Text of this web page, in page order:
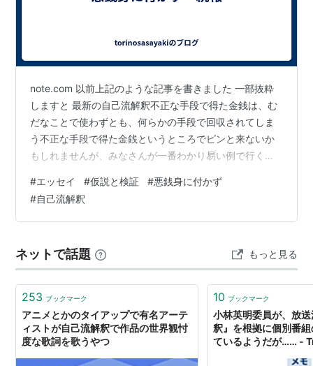
note.com 以前上記のような記事を書きました 一部抜粋
しますと 最新の自己流解釈不正な手段で得た金銭は、む
だなことで使わずとも、何らかの手段で回収されてしま
う不正な手段で得た金銭というところでピンと来ないか
もしれませんが、みなさんが一番わかり易い例で行くと
娘の面々さんこれらの方々の人生を見てみると非常にわ
かり易いですよねそれらの方々を利用してお金をできる
だけガンガンかき集めるそしてそれらの方々は金銭含め
その後の次なる鴨葱用の大いなる広告塔として使われる
ほらみなさんこんないいことがありますよ…
#エッセイ #仮説と検証 #悪銭身に付かず
#自己流解釈
ネットで話題 もっと見る
253 ブックマーク
アニメとかのタイアップで有名アーテ
ィストが自己流解釈で作品の世界観忖
度な歌詞を歌うやつ
10 ブックマーク
小林英明委員が、放
釈』を根拠に個別番
ているようだが…… -